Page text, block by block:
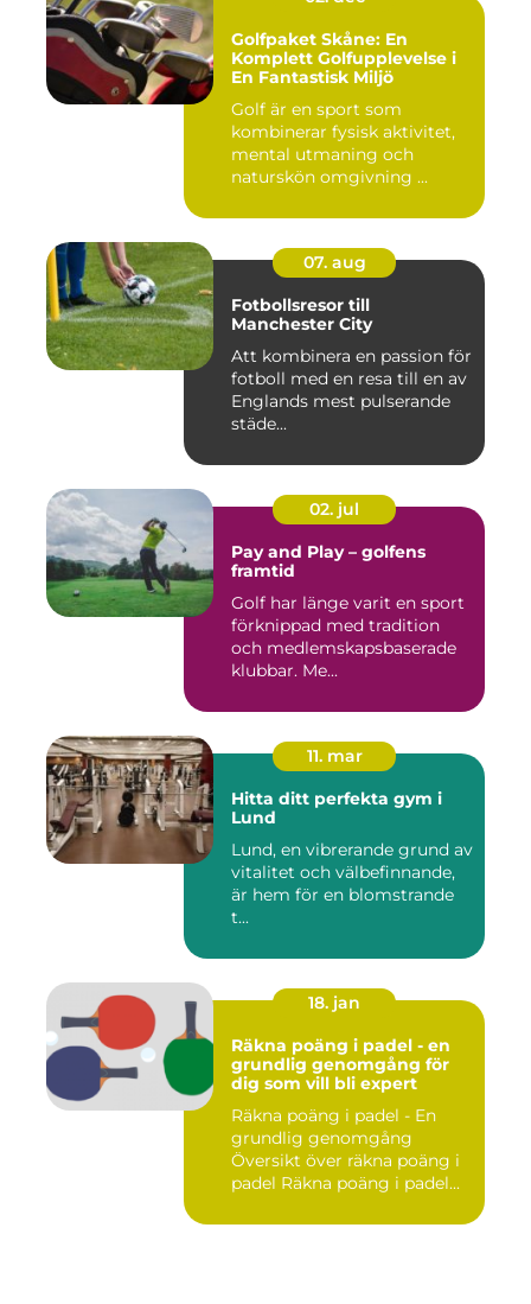
Golfpaket Skåne: En
Komplett Golfupplevelse i
En Fantastisk Miljö
Golf är en sport som
kombinerar fysisk aktivitet,
mental utmaning och
naturskön omgivning ...
07. aug
Fotbollsresor till
Manchester City
Att kombinera en passion för
fotboll med en resa till en av
Englands mest pulserande
städe...
02. jul
Pay and Play – golfens
framtid
Golf har länge varit en sport
förknippad med tradition
och medlemskapsbaserade
klubbar. Me...
11. mar
Hitta ditt perfekta gym i
Lund
Lund, en vibrerande grund av
vitalitet och välbefinnande,
är hem för en blomstrande
t...
18. jan
Räkna poäng i padel - en
grundlig genomgång för
dig som vill bli expert
Räkna poäng i padel - En
grundlig genomgång
Översikt över räkna poäng i
padel Räkna poäng i padel...